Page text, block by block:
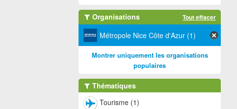
Organisations Tout effacer
Métropole Nice Côte d'Azur (1)
Montrer uniquement les organisations
populaires
Thématiques
Tourisme (1)